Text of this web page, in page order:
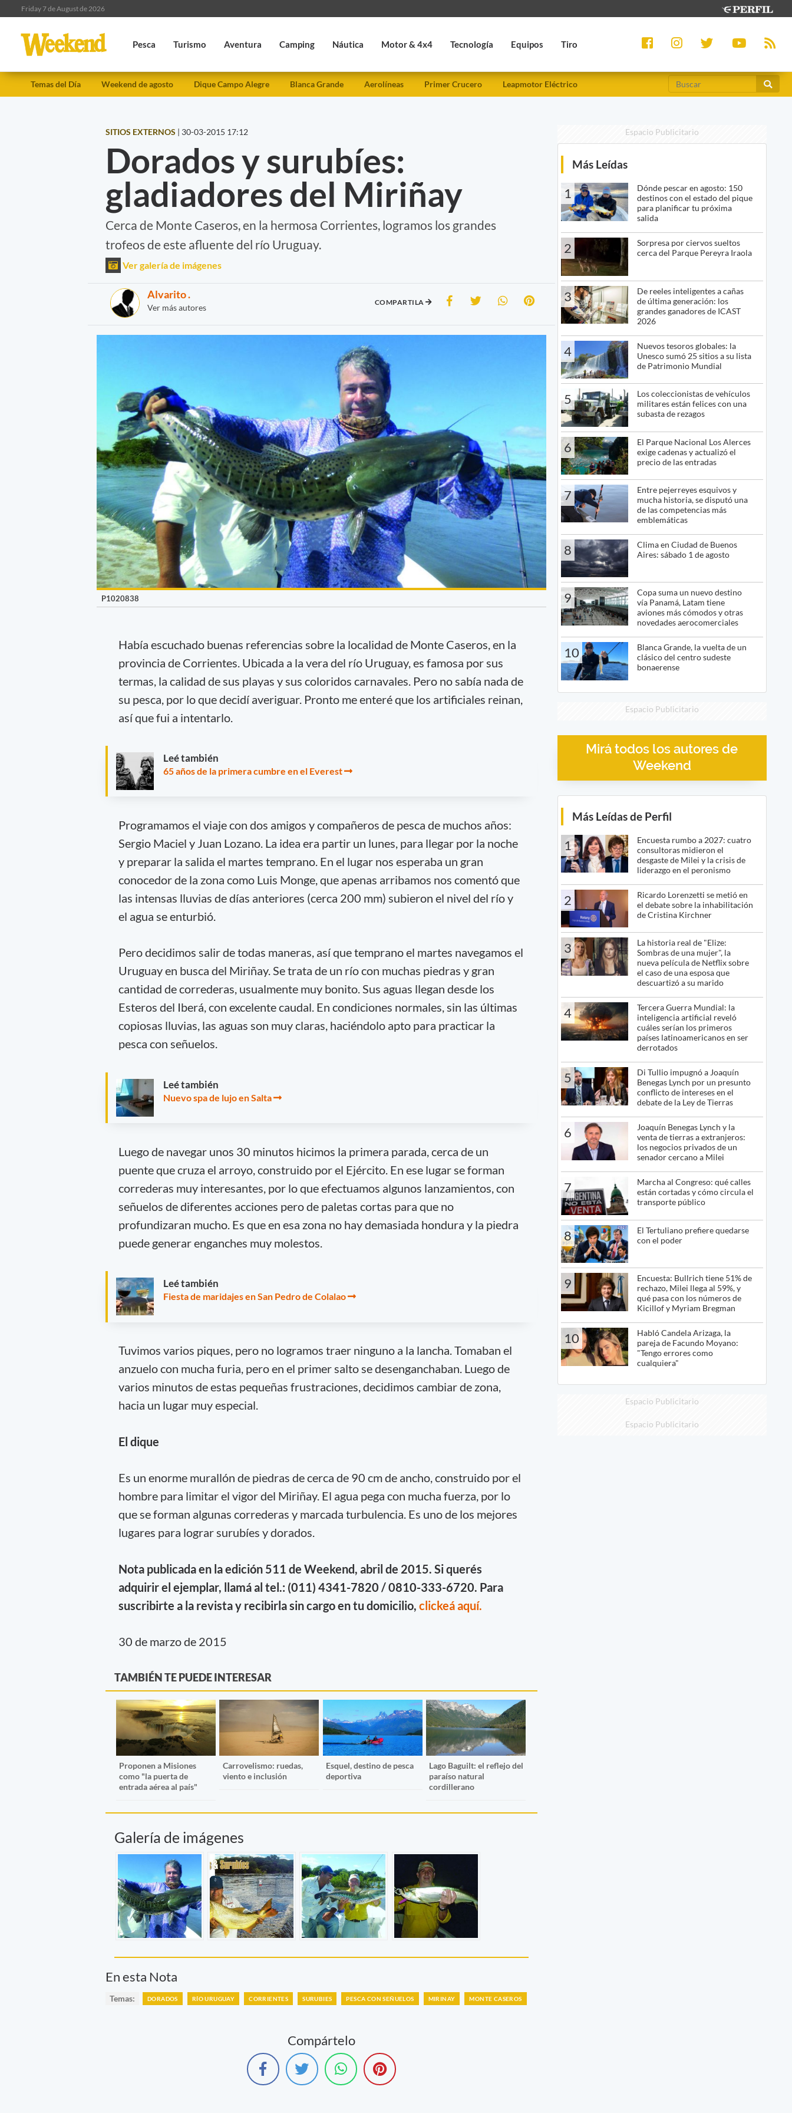
Friday 7 de August de 2026
Pesca Turismo Aventura Camping Náutica Motor & 4x4 Tecnología Equipos Tiro
Temas del Día Weekend de agosto Dique Campo Alegre Blanca Grande Aerolíneas Primer Crucero Leapmotor Eléctrico
SITIOS EXTERNOS | 30-03-2015 17:12
Dorados y surubíes:
gladiadores del Miriñay
Cerca de Monte Caseros, en la hermosa Corrientes, logramos los grandes
trofeos de este afluente del río Uruguay.
Ver galería de imágenes
Alvarito .
Ver más autores
COMPARTILA
P1020838
Había escuchado buenas referencias sobre la localidad de Monte Caseros, en la
provincia de Corrientes. Ubicada a la vera del río Uruguay, es famosa por sus
termas, la calidad de sus playas y sus coloridos carnavales. Pero no sabía nada de
su pesca, por lo que decidí averiguar. Pronto me enteré que los artificiales reinan,
así que fui a intentarlo.
Leé también
65 años de la primera cumbre en el Everest
Programamos el viaje con dos amigos y compañeros de pesca de muchos años:
Sergio Maciel y Juan Lozano. La idea era partir un lunes, para llegar por la noche
y preparar la salida el martes temprano. En el lugar nos esperaba un gran
conocedor de la zona como Luis Monge, que apenas arribamos nos comentó que
las intensas lluvias de días anteriores (cerca 200 mm) subieron el nivel del río y
el agua se enturbió.
Pero decidimos salir de todas maneras, así que temprano el martes navegamos el
Uruguay en busca del Miriñay. Se trata de un río con muchas piedras y gran
cantidad de correderas, usualmente muy bonito. Sus aguas llegan desde los
Esteros del Iberá, con excelente caudal. En condiciones normales, sin las últimas
copiosas lluvias, las aguas son muy claras, haciéndolo apto para practicar la
pesca con señuelos.
Leé también
Nuevo spa de lujo en Salta
Luego de navegar unos 30 minutos hicimos la primera parada, cerca de un
puente que cruza el arroyo, construido por el Ejército. En ese lugar se forman
correderas muy interesantes, por lo que efectuamos algunos lanzamientos, con
señuelos de diferentes acciones pero de paletas cortas para que no
profundizaran mucho. Es que en esa zona no hay demasiada hondura y la piedra
puede generar enganches muy molestos.
Leé también
Fiesta de maridajes en San Pedro de Colalao
Tuvimos varios piques, pero no logramos traer ninguno a la lancha. Tomaban el
anzuelo con mucha furia, pero en el primer salto se desenganchaban. Luego de
varios minutos de estas pequeñas frustraciones, decidimos cambiar de zona,
hacia un lugar muy especial.
El dique
Es un enorme murallón de piedras de cerca de 90 cm de ancho, construido por el
hombre para limitar el vigor del Miriñay. El agua pega con mucha fuerza, por lo
que se forman algunas correderas y marcada turbulencia. Es uno de los mejores
lugares para lograr surubíes y dorados.
Nota publicada en la edición 511 de Weekend, abril de 2015. Si querés
adquirir el ejemplar, llamá al tel.: (011) 4341-7820 / 0810-333-6720. Para
suscribirte a la revista y recibirla sin cargo en tu domicilio, clickeá aquí.
30 de marzo de 2015
TAMBIÉN TE PUEDE INTERESAR
Proponen a Misiones
como "la puerta de
entrada aérea al país"
Carrovelismo: ruedas,
viento e inclusión
Esquel, destino de pesca
deportiva
Lago Baguilt: el reflejo del
paraíso natural
cordillerano
Galería de imágenes
En esta Nota
Temas: DORADOS RÍO URUGUAY CORRIENTES SURUBIES PESCA CON SEÑUELOS MIRINAY MONTE CASEROS
Compártelo
Espacio Publicitario
Más Leídas
1
Dónde pescar en agosto: 150
destinos con el estado del pique
para planificar tu próxima
salida
2
Sorpresa por ciervos sueltos
cerca del Parque Pereyra Iraola
3
De reeles inteligentes a cañas
de última generación: los
grandes ganadores de ICAST
2026
4
Nuevos tesoros globales: la
Unesco sumó 25 sitios a su lista
de Patrimonio Mundial
5
Los coleccionistas de vehículos
militares están felices con una
subasta de rezagos
6
El Parque Nacional Los Alerces
exige cadenas y actualizó el
precio de las entradas
7
Entre pejerreyes esquivos y
mucha historia, se disputó una
de las competencias más
emblemáticas
8
Clima en Ciudad de Buenos
Aires: sábado 1 de agosto
9
Copa suma un nuevo destino
vía Panamá, Latam tiene
aviones más cómodos y otras
novedades aerocomerciales
10
Blanca Grande, la vuelta de un
clásico del centro sudeste
bonaerense
Espacio Publicitario
Mirá todos los autores de
Weekend
Más Leídas de Perfil
1
Encuesta rumbo a 2027: cuatro
consultoras midieron el
desgaste de Milei y la crisis de
liderazgo en el peronismo
2
Ricardo Lorenzetti se metió en
el debate sobre la inhabilitación
de Cristina Kirchner
3
La historia real de "Elize:
Sombras de una mujer", la
nueva película de Netflix sobre
el caso de una esposa que
descuartizó a su marido
4
Tercera Guerra Mundial: la
inteligencia artificial reveló
cuáles serían los primeros
países latinoamericanos en ser
derrotados
5
Di Tullio impugnó a Joaquín
Benegas Lynch por un presunto
conflicto de intereses en el
debate de la Ley de Tierras
6
Joaquín Benegas Lynch y la
venta de tierras a extranjeros:
los negocios privados de un
senador cercano a Milei
7
Marcha al Congreso: qué calles
están cortadas y cómo circula el
transporte público
8
El Tertuliano prefiere quedarse
con el poder
9
Encuesta: Bullrich tiene 51% de
rechazo, Milei llega al 59%, y
qué pasa con los números de
Kicillof y Myriam Bregman
10
Habló Candela Arizaga, la
pareja de Facundo Moyano:
"Tengo errores como
cualquiera"
Espacio Publicitario
Espacio Publicitario